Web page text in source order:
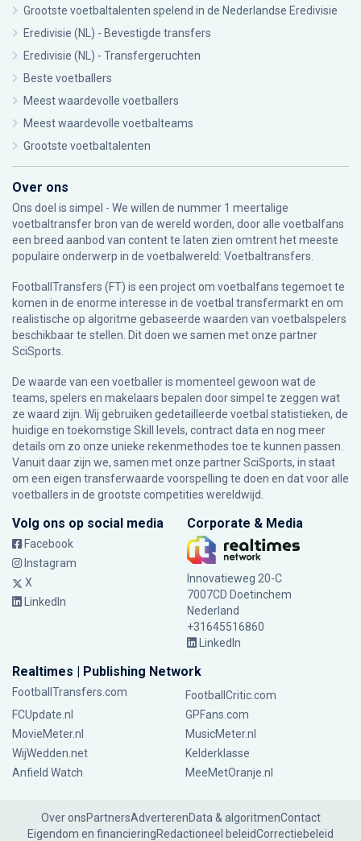
Grootste voetbaltalenten spelend in de Nederlandse Eredivisie
Eredivisie (NL) - Bevestigde transfers
Eredivisie (NL) - Transfergeruchten
Beste voetballers
Meest waardevolle voetballers
Meest waardevolle voetbalteams
Grootste voetbaltalenten
Over ons
Ons doel is simpel - We willen de nummer 1 meertalige
voetbaltransfer bron van de wereld worden, door alle voetbalfans
een breed aanbod van content te laten zien omtrent het meeste
populaire onderwerp in de voetbalwereld: Voetbaltransfers.
FootballTransfers (FT) is een project om voetbalfans tegemoet te
komen in de enorme interesse in de voetbal transfermarkt en om
realistische op algoritme gebaseerde waarden van voetbalspelers
beschikbaar te stellen. Dit doen we samen met onze partner
SciSports
De waarde van een voetballer is momenteel gewoon wat de
teams, spelers en makelaars bepalen door simpel te zeggen wat
ze waard zijn. Wij gebruiken gedetailleerde voetbal statistieken, de
huidige en toekomstige Skill levels, contract data en nog meer
details om zo onze unieke rekenmethodes toe te kunnen passen.
Vanuit daar zijn we, samen met onze partner SciSports, in staat
om een eigen transferwaarde voorspelling te doen en dat voor alle
voetballers in de grootste competities wereldwijd.
Volg ons op social media
Facebook
Instagram
X
LinkedIn
Corporate & Media
Innovatieweg 20-C
7007CD Doetinchem
Nederland
+31645516860
LinkedIn
Realtimes | Publishing Network
FootballTransfers.com
FootballCritic.com
FCUpdate.nl
GPFans.com
MovieMeter.nl
MusicMeter.nl
WijWedden.net
Kelderklasse
Anfield Watch
MeeMetOranje.nl
Over onsPartnersAdverterenData & algoritmenContact
Eigendom en financieringRedactioneel beleidCorrectiebeleid